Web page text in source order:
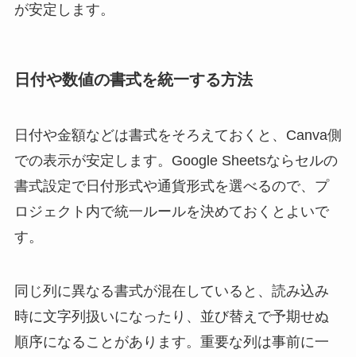
が安定します。
日付や数値の書式を統一する方法
日付や金額などは書式をそろえておくと、Canva側
での表示が安定します。Google Sheetsならセルの
書式設定で日付形式や通貨形式を選べるので、プ
ロジェクト内で統一ルールを決めておくとよいで
す。
同じ列に異なる書式が混在していると、読み込み
時に文字列扱いになったり、並び替えで予期せぬ
順序になることがあります。重要な列は事前に一